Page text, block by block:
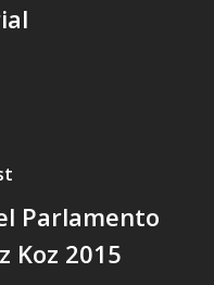
Parlamento
Koz 2015